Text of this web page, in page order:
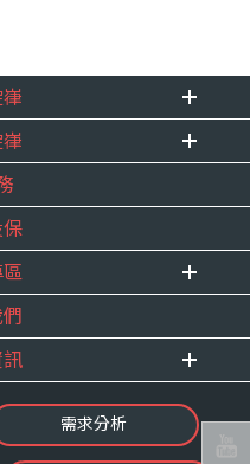
錄
言
伴
募
計畫
網
息
點
需求分析